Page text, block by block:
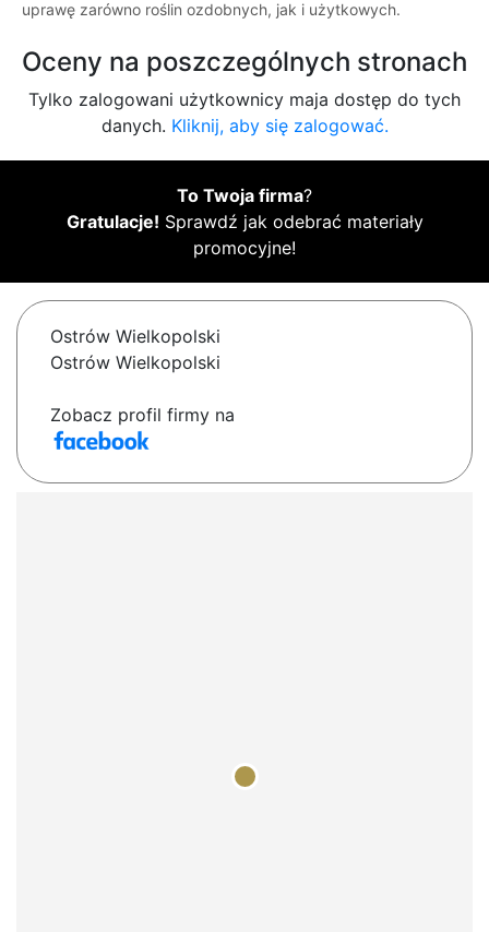
uprawę zarówno roślin ozdobnych, jak i użytkowych.
Oceny na poszczególnych stronach
Tylko zalogowani użytkownicy maja dostęp do tych
danych. Kliknij, aby się zalogować.
To Twoja firma?
Gratulacje! Sprawdź jak odebrać materiały
promocyjne!
Ostrów Wielkopolski
Ostrów Wielkopolski
Zobacz profil firmy na